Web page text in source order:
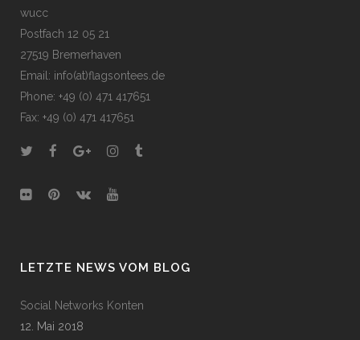
wucc
Postfach 12 05 21
27519 Bremerhaven
Email: info(at)flagsontees.de
Phone: +49 (0) 471 417651
Fax: +49 (0) 471 417651
LETZTE NEWS VOM BLOG
Social Networks Konten
12. Mai 2018